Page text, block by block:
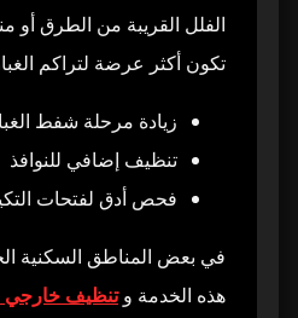
الفلل القريبة من الطرق أو
تكون أكثر عرضة لتراكم
زيادة مرحلة شفط
تنظيف إضافي للنوافذ
فحص أدق لفتحات
في بعض المناطق السكنية
هذه الخدمة وتنظيف خارجي